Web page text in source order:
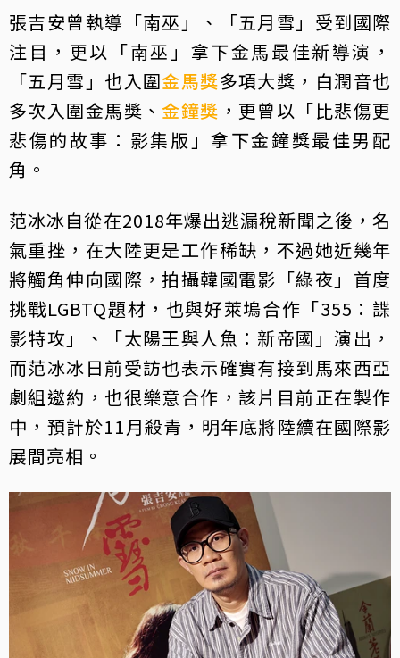
張吉安曾執導「南巫」、「五月雪」受到國際
注目，更以「南巫」拿下金馬最佳新導演，
「五月雪」也入圍金馬獎多項大獎，白潤音也
多次入圍金馬獎、金鐘獎 ，更曾以「比悲傷更
悲傷的故事：影集版」拿下金鐘獎最佳男配
角。
范冰冰自從在2018年爆出逃漏稅新聞之後，名
氣重挫，在大陸更是工作稀缺，不過她近幾年
將觸角伸向國際，拍攝韓國電影「綠夜」首度
挑戰LGBTQ題材，也與好萊塢合作「355：諜
影特攻」、「太陽王與人魚：新帝國」演出，
而范冰冰日前受訪也表示確實有接到馬來西亞
劇組邀約，也很樂意合作，該片目前正在製作
中，預計於11月殺青，明年底將陸續在國際影
展間亮相。